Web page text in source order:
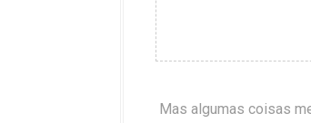
Mas algumas coisas